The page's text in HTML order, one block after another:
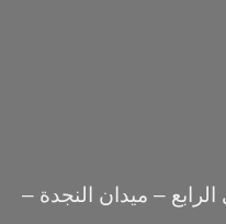
– ميدان النجدة –